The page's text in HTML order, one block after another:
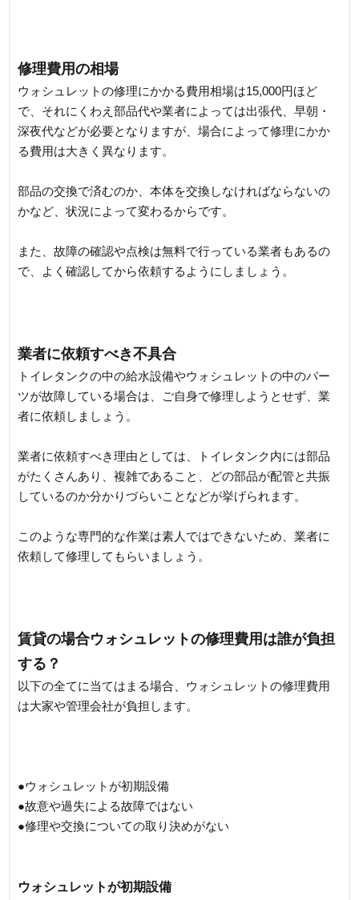
修理費用の相場
ウォシュレットの修理にかかる費用相場は15,000円ほど
で、それにくわえ部品代や業者によっては出張代、早朝・
深夜代などが必要となりますが、場合によって修理にかか
る費用は大きく異なります。
部品の交換で済むのか、本体を交換しなければならないの
かなど、状況によって変わるからです。
また、故障の確認や点検は無料で行っている業者もあるの
で、よく確認してから依頼するようにしましょう。
業者に依頼すべき不具合
トイレタンクの中の給水設備やウォシュレットの中のパー
ツが故障している場合は、ご自身で修理しようとせず、業
者に依頼しましょう。
業者に依頼すべき理由としては、トイレタンク内には部品
がたくさんあり、複雑であること、どの部品が配管と共振
しているのか分かりづらいことなどが挙げられます。
このような専門的な作業は素人ではできないため、業者に
依頼して修理してもらいましょう。
賃貸の場合ウォシュレットの修理費用は誰が負担
する？
以下の全てに当てはまる場合、ウォシュレットの修理費用
は大家や管理会社が負担します。
●ウォシュレットが初期設備
●故意や過失による故障ではない
●修理や交換についての取り決めがない
ウォシュレットが初期設備